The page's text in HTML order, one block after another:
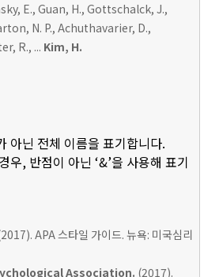
E., Guan, H., Gottschalck, J.,
N. P., Achuthavarier, D.,
R., ... Kim, H.
아닌 전체 이름을 표기합니다.
우, 반점이 아닌 ‘&’을 사용해 표기
APA 스타일 가이드. 뉴욕: 미국심리
Association. (2017).